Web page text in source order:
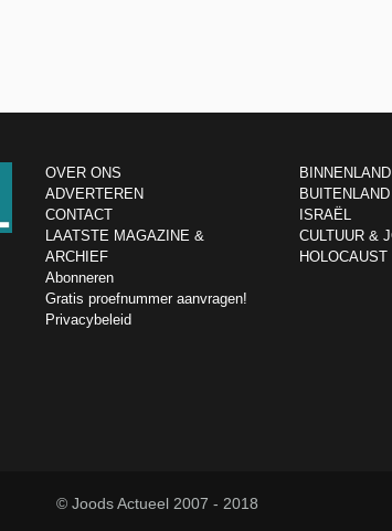
OVER ONS
ADVERTEREN
CONTACT
LAATSTE MAGAZINE &
ARCHIEF
Abonneren
Gratis proefnummer aanvragen!
Privacybeleid
BINNENLAND
BUITENLAND
ISRAËL
CULTUUR &
HOLOCAUST
© Joods Actueel 2007 - 2018